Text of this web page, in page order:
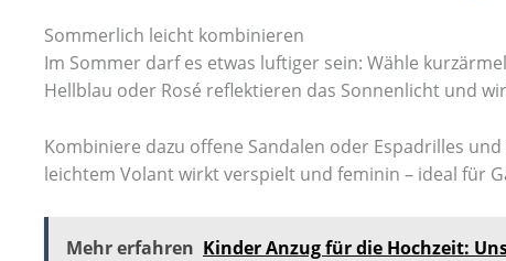
Sommerlich leicht kombinieren
Im Sommer darf es etwas luftiger sein: Wähle
Hellblau oder Rosé reflektieren das Sonnenlicht und
Kombiniere dazu offene Sandalen oder Espadrilles
leichtem Volant wirkt verspielt und feminin – ideal für
Mehr erfahren Kinder Anzug für die Hochzeit: